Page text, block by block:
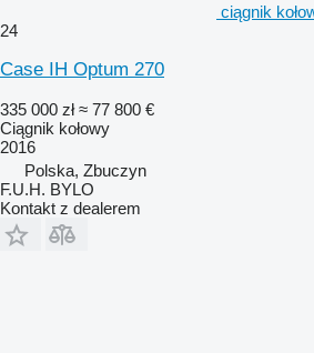
ciągnik
24
Case IH Optum 270
335 000 zł ≈ 77 800 €
Ciągnik kołowy
2016
Polska, Zbuczyn
F.U.H. BYLO
Kontakt z dealerem